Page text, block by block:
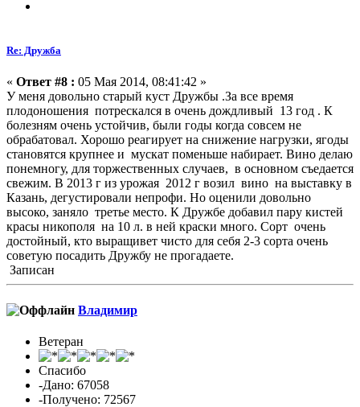
Re: Дружба
« Ответ #8 : 05 Мая 2014, 08:41:42 »
У меня довольно старый куст Дружбы .За все время
плодоношения потрескался в очень дождливый 13 год . К
болезням очень устойчив, были годы когда совсем не
обрабатовал. Хорошо реагирует на снижение нагрузки, ягоды
становятся крупнее и мускат поменьше набирает. Вино делаю
понемногу, для торжественных случаев, в основном съедается
свежим. В 2013 г из урожая 2012 г возил вино на выставку в
Казань, дегустировали непрофи. Но оценили довольно
высоко, заняло третье место. К Дружбе добавил пару кистей
красы никополя на 10 л. в ней краски много. Сорт очень
достойный, кто выращивет чисто для себя 2-3 сорта очень
советую посадить Дружбу не прогадаете.
Записан
Владимиp
Ветеран
Спасибо
-Дано: 67058
-Получено: 72567